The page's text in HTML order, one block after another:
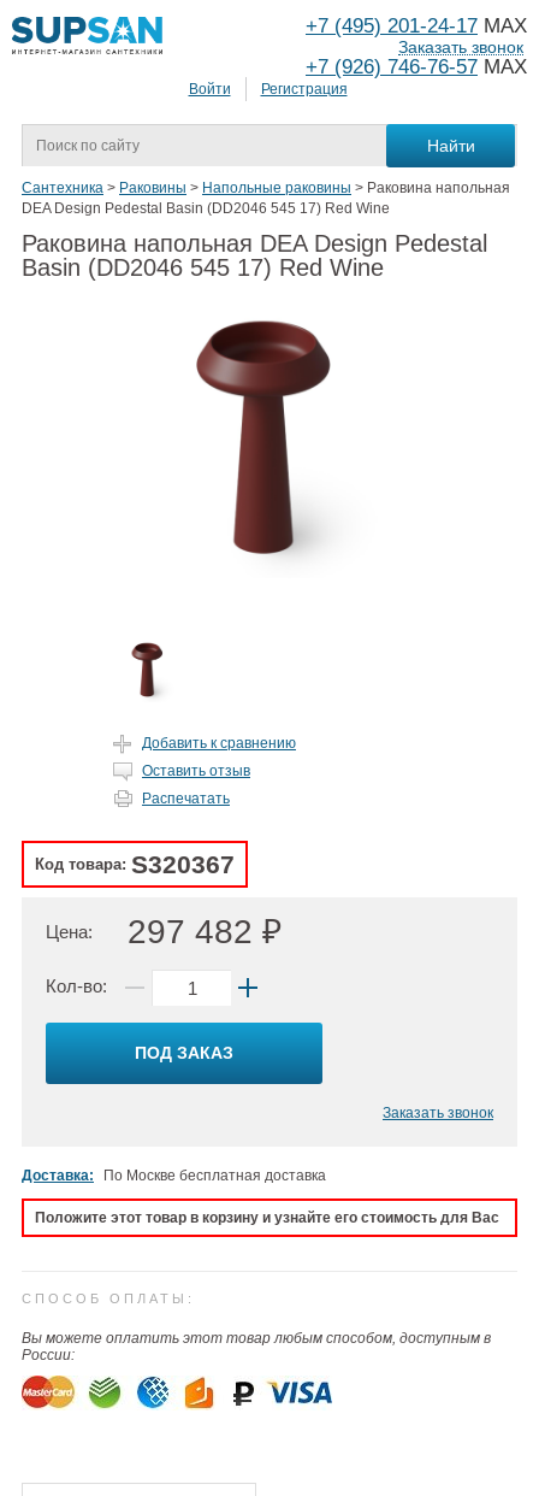
Войти Регистрация
+7 (495) 201-24-17 MAX
+7 (926) 746-76-57 MAX
Заказать звонок
Сантехника > Раковины > Напольные раковины > Раковина напольная
DEA Design Pedestal Basin (DD2046 545 17) Red Wine
Раковина напольная DEA Design Pedestal
Basin (DD2046 545 17) Red Wine
Добавить к сравнению
Оставить отзыв
Распечатать
Код товара: S320367
Цена: 297 482 ₽
Кол-во:
ПОД ЗАКАЗ
Заказать звонок
Доставка: По Москве бесплатная доставка
Положите этот товар в корзину и узнайте его стоимость для Вас
СПОСОБ ОПЛАТЫ:
Вы можете оплатить этот товар любым способом, доступным в
России: